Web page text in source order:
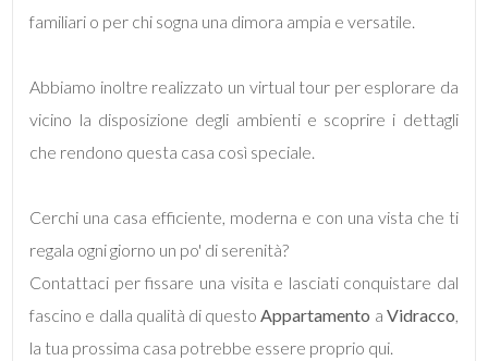
familiari o per chi sogna una dimora ampia e versatile.
Abbiamo inoltre realizzato un virtual tour per esplorare da
vicino la disposizione degli ambienti e scoprire i dettagli
che rendono questa casa così speciale.
Cerchi una casa efficiente, moderna e con una vista che ti
regala ogni giorno un po' di serenità?
Contattaci per fissare una visita e lasciati conquistare dal
fascino e dalla qualità di questoAppartamento a Vidracco,
la tua prossima casa potrebbe essere proprio qui.
Camere
Qualsiasi